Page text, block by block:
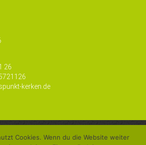
26
kerken.de
Cookies. Wenn du die Website weiter